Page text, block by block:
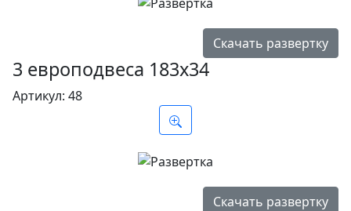
Скачать развертку
3 европодвеса 183х34
Артикул: 48
Скачать развертку